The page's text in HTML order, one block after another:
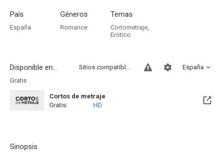
País
España
Géneros
Romance
Temas
Cortometraje,
Erótico
Disponible en... España
Sitios compatibles
Gratis
Cortos de metraje
Gratis:
HD
Sinopsis